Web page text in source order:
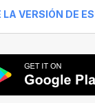
LA VERSIÓN DE